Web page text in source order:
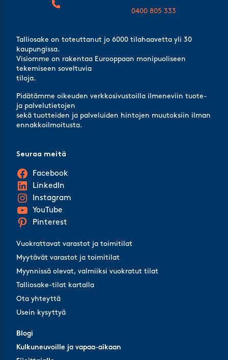
0400 805 333
Talliosake on toteuttanut jo 6000 tilahaavetta yli 30
kaupungissa.
Visiomme on rakentaa Eurooppaan monipuoliseen
tekemiseen soveltuvia
tiloja.
Pidätämme oikeuden verkkosivustoilla ilmeneviin tuote-
ja palvelutietojen
sekä tuotteiden ja palveluiden hintojen muutoksiin ilman
ennakkoilmoitusta.
Vuokrattavat varastot ja toimitilat
Myytävät varastot ja toimitilat
Myynnissä olevat, valmiiksi vuokratut tilat
Talliosake-tilat kartalla
Ota yhteyttä
Usein kysyttyä
Blogi
Kulkuneuvoille ja vapaa-aikaan
Seuraa meitä
Facebook
LinkedIn
Instagram
YouTube
Pinterest
Blogi
Kulkuneuvoille ja vapaa-aikaan